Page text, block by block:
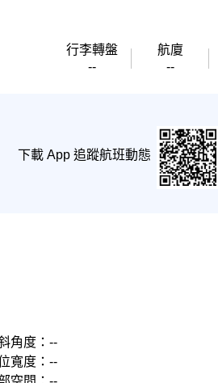
行李轉盤
--
航廈
--
下載 App 追蹤航班動態
角度：--
寬度：--